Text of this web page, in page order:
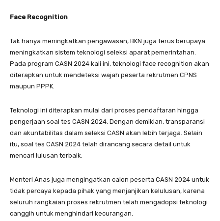
Face Recognition
Tak hanya meningkatkan pengawasan, BKN juga terus berupaya
meningkatkan sistem teknologi seleksi aparat pemerintahan.
Pada program CASN 2024 kali ini, teknologi face recognition akan
diterapkan untuk mendeteksi wajah peserta rekrutmen CPNS
maupun PPPK.
Teknologi ini diterapkan mulai dari proses pendaftaran hingga
pengerjaan soal tes CASN 2024. Dengan demikian, transparansi
dan akuntabilitas dalam seleksi CASN akan lebih terjaga. Selain
itu, soal tes CASN 2024 telah dirancang secara detail untuk
mencari lulusan terbaik.
Menteri Anas juga mengingatkan calon peserta CASN 2024 untuk
tidak percaya kepada pihak yang menjanjikan kelulusan, karena
seluruh rangkaian proses rekrutmen telah mengadopsi teknologi
canggih untuk menghindari kecurangan.